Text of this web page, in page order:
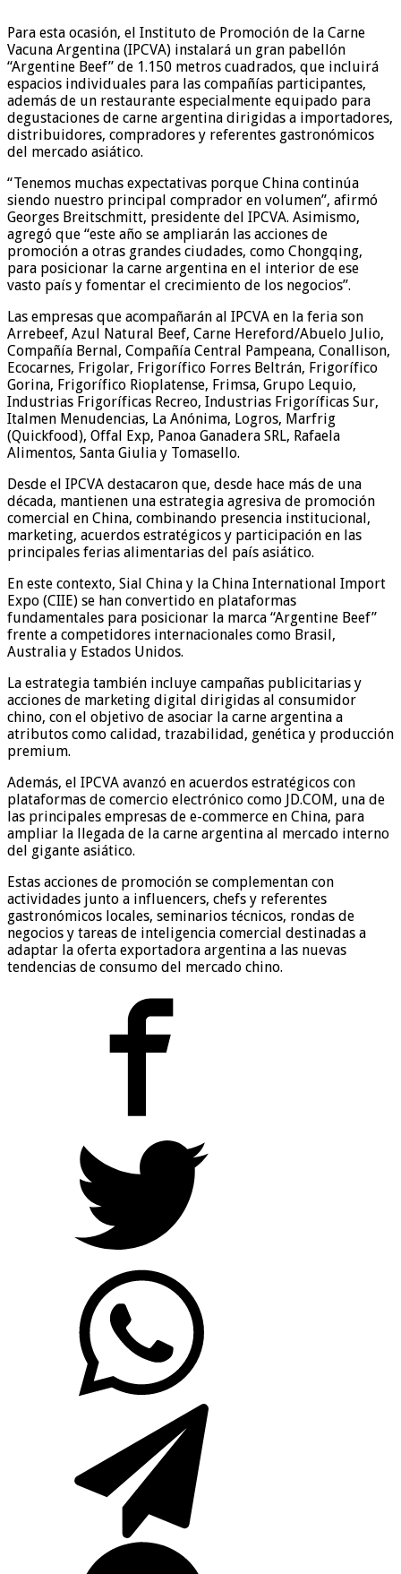
Para esta ocasión, el Instituto de Promoción de la Carne
Vacuna Argentina (IPCVA) instalará un gran pabellón
“Argentine Beef” de 1.150 metros cuadrados, que incluirá
espacios individuales para las compañías participantes,
además de un restaurante especialmente equipado para
degustaciones de carne argentina dirigidas a importadores,
distribuidores, compradores y referentes gastronómicos
del mercado asiático.
“Tenemos muchas expectativas porque China continúa
siendo nuestro principal comprador en volumen”, afirmó
Georges Breitschmitt, presidente del IPCVA. Asimismo,
agregó que “este año se ampliarán las acciones de
promoción a otras grandes ciudades, como Chongqing,
para posicionar la carne argentina en el interior de ese
vasto país y fomentar el crecimiento de los negocios”.
Las empresas que acompañarán al IPCVA en la feria son
Arrebeef, Azul Natural Beef, Carne Hereford/Abuelo Julio,
Compañía Bernal, Compañía Central Pampeana, Conallison,
Ecocarnes, Frigolar, Frigorífico Forres Beltrán, Frigorífico
Gorina, Frigorífico Rioplatense, Frimsa, Grupo Lequio,
Industrias Frigoríficas Recreo, Industrias Frigoríficas Sur,
Italmen Menudencias, La Anónima, Logros, Marfrig
(Quickfood), Offal Exp, Panoa Ganadera SRL, Rafaela
Alimentos, Santa Giulia y Tomasello.
Desde el IPCVA destacaron que, desde hace más de una
década, mantienen una estrategia agresiva de promoción
comercial en China, combinando presencia institucional,
marketing, acuerdos estratégicos y participación en las
principales ferias alimentarias del país asiático.
En este contexto, Sial China y la China International Import
Expo (CIIE) se han convertido en plataformas
fundamentales para posicionar la marca “Argentine Beef”
frente a competidores internacionales como Brasil,
Australia y Estados Unidos.
La estrategia también incluye campañas publicitarias y
acciones de marketing digital dirigidas al consumidor
chino, con el objetivo de asociar la carne argentina a
atributos como calidad, trazabilidad, genética y producción
premium.
Además, el IPCVA avanzó en acuerdos estratégicos con
plataformas de comercio electrónico como JD.COM, una de
las principales empresas de e-commerce en China, para
ampliar la llegada de la carne argentina al mercado interno
del gigante asiático.
Estas acciones de promoción se complementan con
actividades junto a influencers, chefs y referentes
gastronómicos locales, seminarios técnicos, rondas de
negocios y tareas de inteligencia comercial destinadas a
adaptar la oferta exportadora argentina a las nuevas
tendencias de consumo del mercado chino.